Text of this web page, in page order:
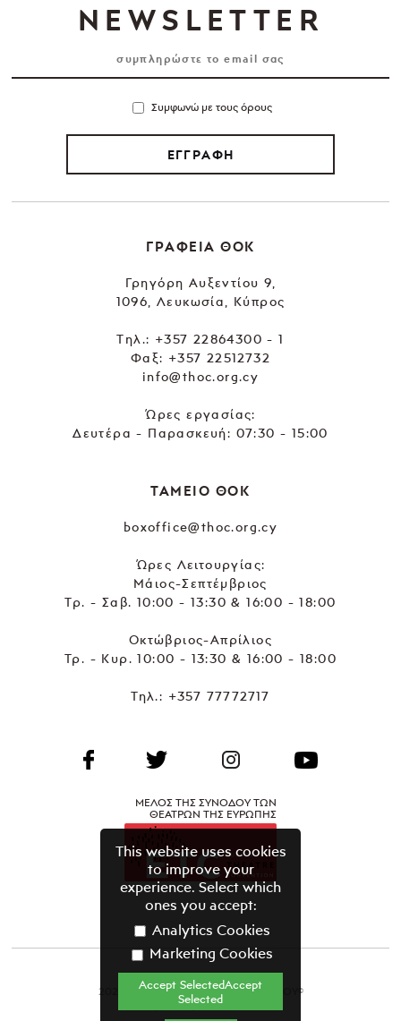
NEWSLETTER
Συμφωνώ με τους όρους
ΕΓΓΡΑΦΗ
ΓΡΑΦΕΙΑ ΘΟΚ
Γρηγόρη Αυξεντίου 9,
1096, Λευκωσία, Κύπρος
Tηλ.: +357 22864300 - 1
Φαξ: +357 22512732
info@thoc.org.cy
Ώρες εργασίας:
Δευτέρα - Παρασκευή: 07:30 - 15:00
ΤΑΜΕΙΟ ΘΟΚ
boxoffice@thoc.org.cy
Ώρες Λειτουργίας:
Μάιος-Σεπτέμβριος
Τρ. - Σαβ. 10:00 - 13:30 & 16:00 - 18:00
Οκτώβριος-Απρίλιος
Τρ. - Κυρ. 10:00 - 13:30 & 16:00 - 18:00
Τηλ.: +357 77772717
ΜΕΛΟΣ ΤΗΣ ΣΥΝΟΔΟΥ ΤΩΝ
ΘΕΑΤΡΩΝ ΤΗΣ ΕΥΡΩΠΗΣ
2021 ΘΕΑΤΡΙΚΟΣ ΟΡΓΑΝΙΣΜΟΣ ΚΥΠΡΟΥ©
Όροι & Προϋποθέσεις
This website uses cookies
to improve your
experience. Select which
ones you accept:
Analytics Cookies
Marketing Cookies
Accept SelectedAccept
Selected